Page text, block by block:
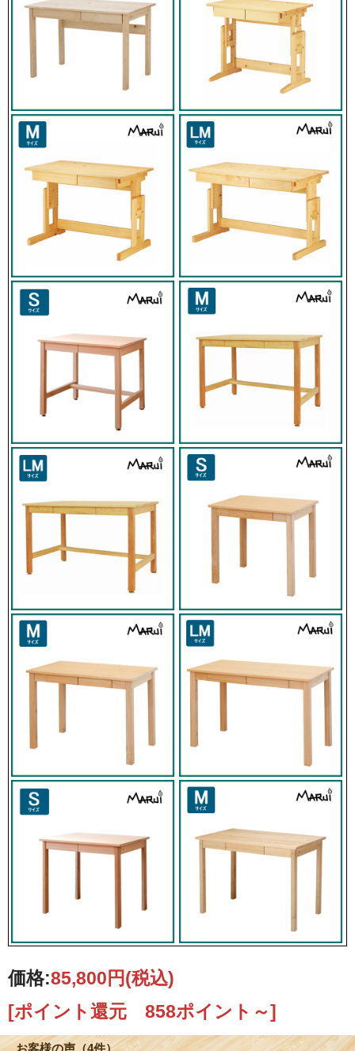
幅32cm
奥行52.5cm
(下段)
幅32cm
奥行52.5cm
高さ24cm
全段スライドレール付き
国産ひのき無垢材
引出し底・本体裏/国産杉無垢板
天然ナチュラルオイル
（亜麻仁油 / 大豆油 / ヒマシ油 / ヒマワ
リ油）
日本製 / 完成品
※受注生産のため1ヶ月～の納期になり
ます。
ご不明な点はお気軽にお問い合わせ下さ
い。
価格:85,800円(税込)
[ポイント還元 858ポイント～]
お客様の声（4件）